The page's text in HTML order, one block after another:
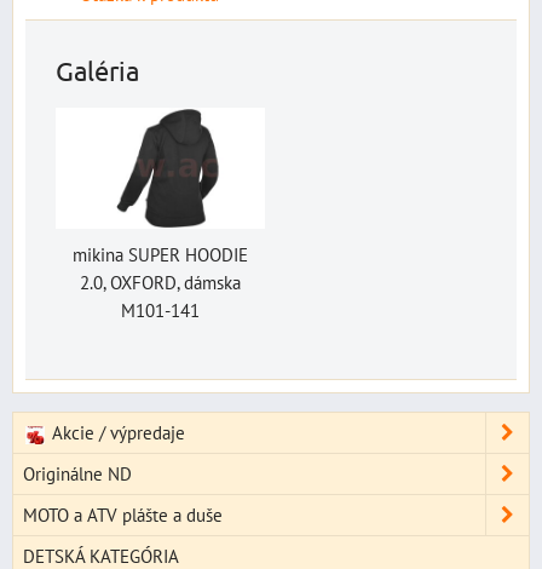
Galéria
mikina SUPER HOODIE
2.0, OXFORD, dámska
M101-141
Akcie / výpredaje
Originálne ND
MOTO a ATV plášte a duše
DETSKÁ KATEGÓRIA